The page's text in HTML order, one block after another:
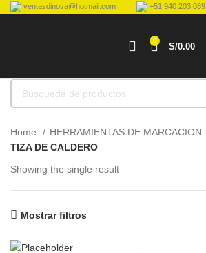
ventasdinova@hotmail.com +51 940 203 089
0
S/0.00
Home
HERRAMIENTAS DE MARCACION
TIZA DE CALDERO
Showing the single result
Mostrar filtros